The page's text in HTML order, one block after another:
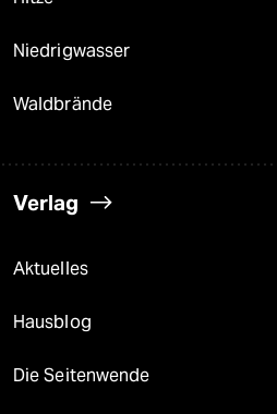
Niedrigwasser
Waldbrände
Verlag
Aktuelles
Hausblog
Die Seitenwende